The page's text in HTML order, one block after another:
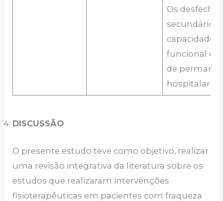
Os
secundários
capacidade
funcional e
de
hospitalar.
DISCUSSÃO
O presente estudo teve como objetivo, realizar
uma revisão integrativa da literatura sobre os
estudos que realizaram intervenções
fisioterapêuticas em pacientes com fraqueza